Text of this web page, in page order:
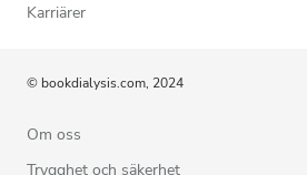
Karriärer
© bookdialysis.com, 2024
Om oss
Trygghet och säkerhet